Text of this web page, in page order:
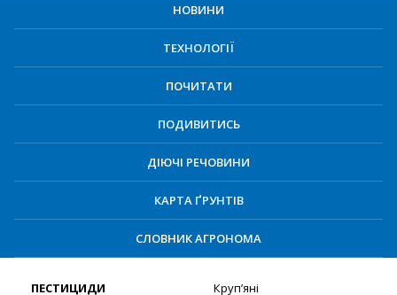
НОВИНИ
ТЕХНОЛОГІЇ
ПОЧИТАТИ
ПОДИВИТИСЬ
ДІЮЧІ РЕЧОВИНИ
КАРТА ҐРУНТІВ
СЛОВНИК АГРОНОМА
ПЕСТИЦИДИ Круп’яні